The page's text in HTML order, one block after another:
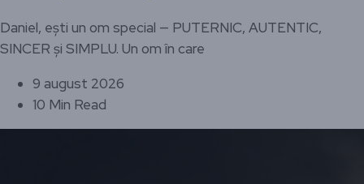
Daniel, ești un om special — PUTERNIC, AUTENTIC,
SINCER și SIMPLU. Un om în care
9 august 2026
10 Min Read